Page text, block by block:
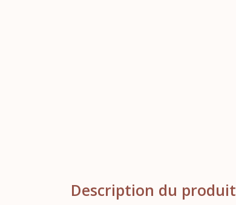
Description du produit